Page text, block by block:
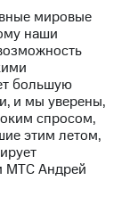
мировые
наши
большую
и мы уверены,
спросом,
этим летом,
МТС Андрей